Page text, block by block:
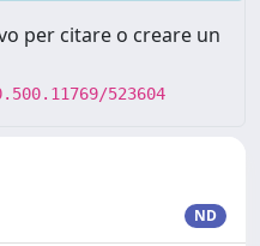
per citare o creare un
523604
ND